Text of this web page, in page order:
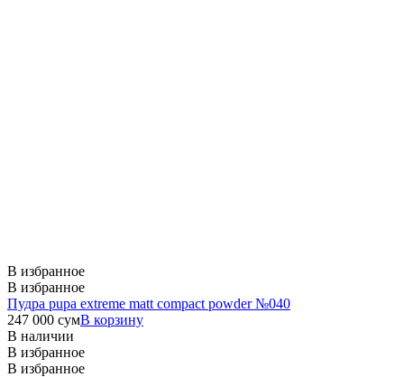
В избранное
В избранное
Пудра pupa extreme matt compact powder №040
247 000 сумВ корзину
В наличии
В избранное
В избранное